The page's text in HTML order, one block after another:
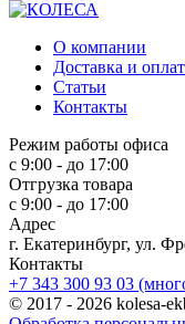
О компании
Доставка и
Статьи
Контакты
Режим работы офиса
с 9:00 - до 17:00
Отгрузка товара
с 9:00 - до 17:00
Адрес
г. Екатеринбург, ул.
Контакты
+7 343 300 93 03
© 2017 - 2026 kolesa-